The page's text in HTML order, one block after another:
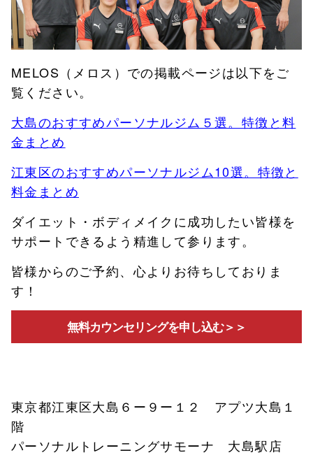
MELOS（メロス）での掲載ページは以下をご
覧ください。
大島のおすすめパーソナルジム５選。特徴と料
金まとめ
江東区のおすすめパーソナルジム10選。特徴と
料金まとめ
ダイエット・ボディメイクに成功したい皆様を
サポートできるよう精進して参ります。
皆様からのご予約、心よりお待ちしておりま
す！
無料カウンセリングを申し込む＞＞
東京都江東区大島６ー９ー１２ アプツ大島１
階
パーソナルトレーニングサモーナ 大島駅店